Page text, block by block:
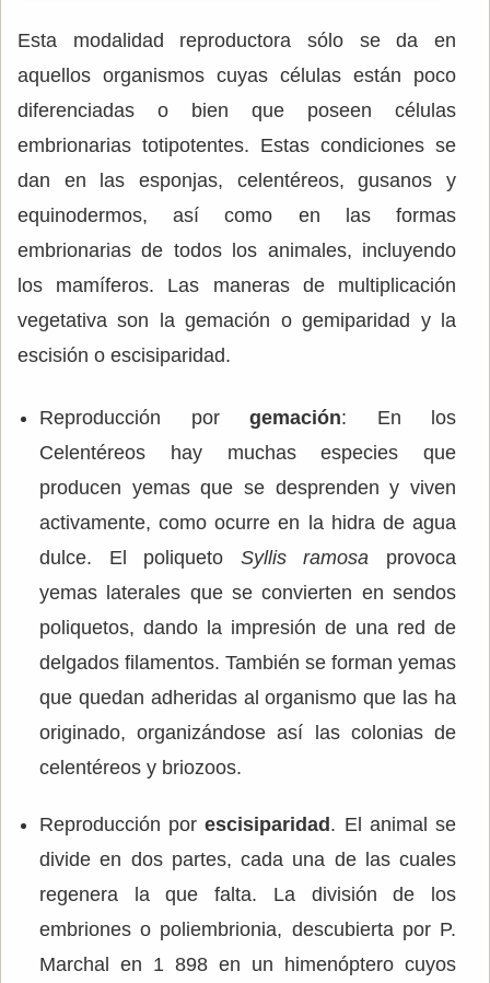
Esta modalidad reproductora sólo se da en
aquellos organismos cuyas células están poco
diferenciadas o bien que poseen células
embrionarias totipotentes. Estas condiciones se
dan en las esponjas, celentéreos, gusanos y
equinodermos, así como en las formas
embrionarias de todos los animales, incluyendo
los mamíferos. Las maneras de multiplicación
vegetativa son la gemación o gemiparidad y la
escisión o escisiparidad.
Reproducción por gemación: En los
Celentéreos hay muchas especies que
producen yemas que se desprenden y viven
activamente, como ocurre en la hidra de agua
dulce. El poliqueto Syllis ramosa provoca
yemas laterales que se convierten en sendos
poliquetos, dando la impresión de una red de
delgados filamentos. También se forman yemas
que quedan adheridas al organismo que las ha
originado, organizándose así las colonias de
celentéreos y briozoos.
Reproducción porescisiparidad. El animal se
divide en dos partes, cada una de las cuales
regenera la que falta. La división de los
embriones o poliembrionia, descubierta por P.
Marchal en 1 898 en un himenóptero cuyos